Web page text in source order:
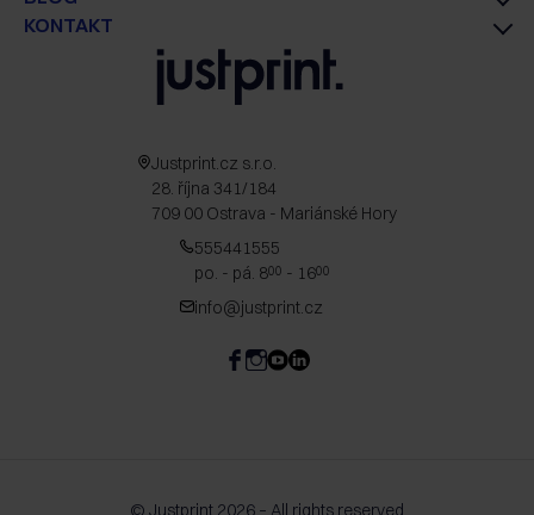
KONTAKT
Justprint.cz s.r.o.
28. října 341/184
709 00 Ostrava - Mariánské Hory
555441555
po. - pá. 800 - 1600
info@justprint.cz
© Justprint 2026 – All rights reserved